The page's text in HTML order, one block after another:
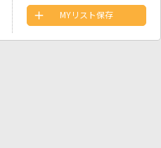
MYリスト保存